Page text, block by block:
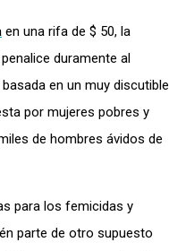
en una rifa de $ 50, la
duramente al
en un muy discutible
por mujeres pobres y
de hombres ávidos de
para los femicidas y
parte de otro supuesto